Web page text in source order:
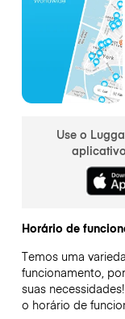
Use o
Horário de
Temos uma
funcionamento,
suas
o horário de